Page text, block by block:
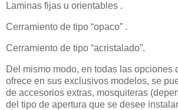
Laminas fijas u orientables .
Cerramiento de tipo “opaco” .
Cerramiento de tipo “acristalado”.
Del mismo modo, en todas las opciones
ofrece en sus exclusivos modelos, se
de accesorios extras, mosquiteras
del tipo de apertura que se desee